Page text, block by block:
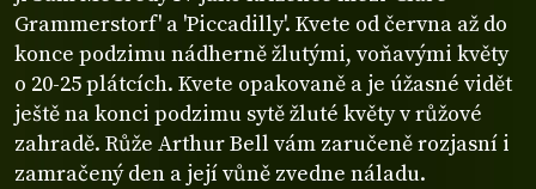
Grammerstorf' a 'Piccadilly'. Kvete od června až do
konce podzimu nádherně žlutými, voňavými květy
o 20-25 plátcích. Kvete opakovaně a je úžasné vidět
ještě na konci podzimu sytě žluté květy v růžové
zahradě. Růže Arthur Bell vám zaručeně rozjasní i
zamračený den a její vůně zvedne náladu.